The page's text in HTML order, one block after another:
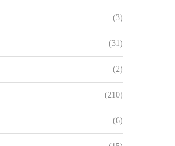
(3)
(31)
(2)
(210)
(6)